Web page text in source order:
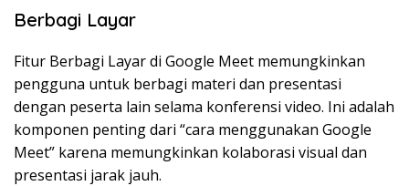
Berbagi Layar
Fitur Berbagi Layar di Google Meet memungkinkan
pengguna untuk berbagi materi dan presentasi
dengan peserta lain selama konferensi video. Ini adalah
komponen penting dari “cara menggunakan Google
Meet” karena memungkinkan kolaborasi visual dan
presentasi jarak jauh.